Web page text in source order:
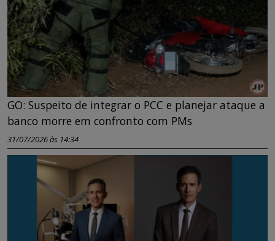
GO: Suspeito de integrar o PCC e planejar ataque a
banco morre em confronto com PMs
31/07/2026 às 14:34